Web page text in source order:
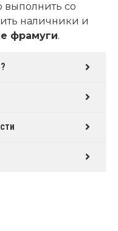
со
наличники и
фрамуги.